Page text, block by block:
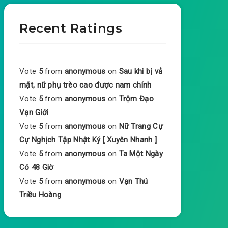
Recent Ratings
Vote 5 from anonymous on Sau khi bị vả
mặt, nữ phụ trèo cao được nam chính
Vote 5 from anonymous on Trộm Đạo
Vạn Giới
Vote 5 from anonymous on Nữ Trang Cự
Cự Nghịch Tập Nhật Ký [ Xuyên Nhanh ]
Vote 5 from anonymous on Ta Một Ngày
Có 48 Giờ
Vote 5 from anonymous on Vạn Thú
Triều Hoàng